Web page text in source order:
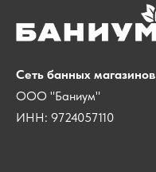
Сеть банных магазинов
ООО "Баниум"
ИНН: 9724057110